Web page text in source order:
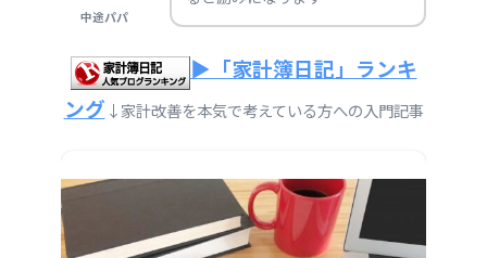
中途パパ
▶「家計簿日記」ランキ
ング ↓家計改善を本気で考えている方への入門記事